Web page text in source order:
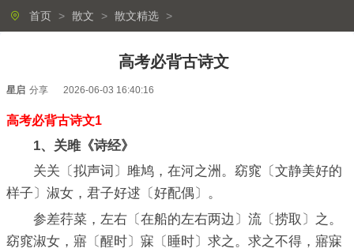
首页 > 散文 > 散文精选 >
高考必背古诗文
星启 分享 2026-06-03 16:40:16
高考必背古诗文1
1、关雎《诗经》
关关〔拟声词〕雎鸠，在河之洲。窈窕〔文静美好的
样子〕淑女，君子好逑〔好配偶〕。
参差荇菜，左右〔在船的左右两边〕流〔捞取〕之。
窈窕淑女，寤〔醒时〕寐〔睡时〕求之。求之不得，寤寐